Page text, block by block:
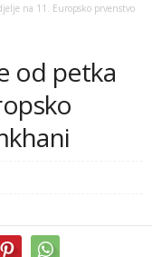
na 11. Europsko prvenstvo
od petka